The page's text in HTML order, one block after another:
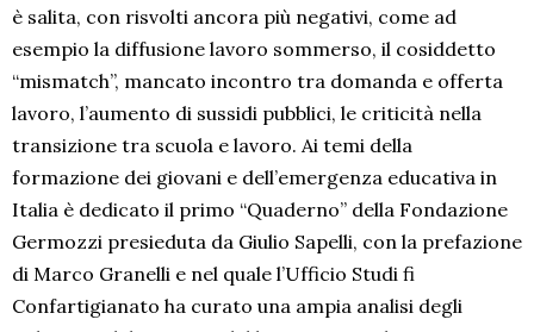
è salita, con risvolti ancora più negativi, come ad
esempio la diffusione lavoro sommerso, il cosiddetto
“mismatch”, mancato incontro tra domanda e offerta
lavoro, l’aumento di sussidi pubblici, le criticità nella
transizione tra scuola e lavoro. Ai temi della
formazione dei giovani e dell’emergenza educativa in
Italia è dedicato il primo “Quaderno” della Fondazione
Germozzi presieduta da Giulio Sapelli, con la prefazione
di Marco Granelli e nel quale l’Ufficio Studi fi
Confartigianato ha curato una ampia analisi degli